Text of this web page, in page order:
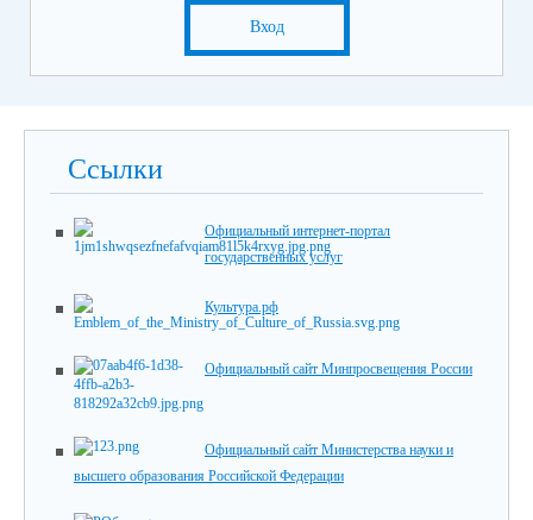
Вход
Ссылки
Официальный интернет-портал
государственных услуг
Культура.рф
Официальный сайт Минпросвещения России
Официальный сайт Министерства науки и
высшего образования Российской Федерации